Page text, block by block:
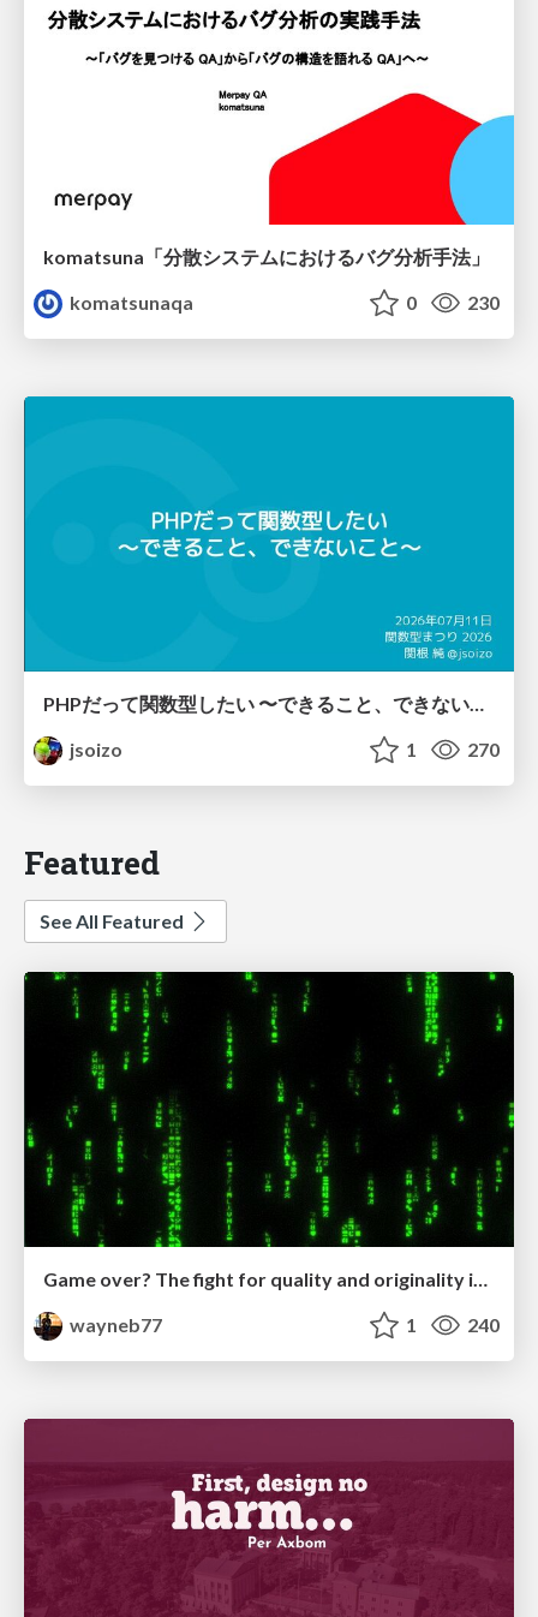
komatsuna「分散システムにおけるバグ分析手法」
komatsunaqa
0 230
PHPだって関数型したい 〜できること、できないこと〜 / fp-in-php
jsoizo
1 270
Featured
See All Featured
Game over? The fight for quality and originality in the time of robots
wayneb77
1 240